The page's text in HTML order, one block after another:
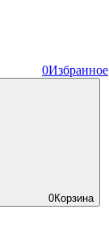
0Избранное
0Корзина